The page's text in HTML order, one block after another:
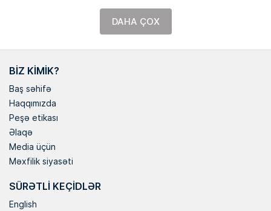
DAHA ÇOX
BIZ KIMIK?
Baş səhifə
Haqqımızda
Peşə etikası
Əlaqə
Media üçün
Məxfilik siyasəti
SÜRƏTLI KEÇIDLƏR
English